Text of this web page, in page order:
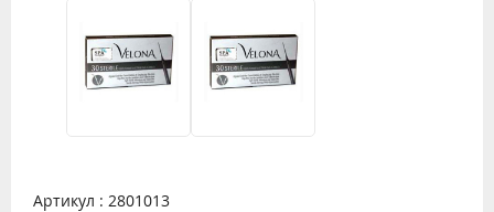
Артикул : 2801013